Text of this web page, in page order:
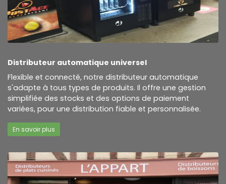
Distributeur automatique universel
Flexible et connecté, notre distributeur automatique
s'adapte à tous types de produits. Il offre une gestion
simplifiée des stocks et des options de paiement
variées, pour une distribution fiable et personnalisée.
En savoir plus